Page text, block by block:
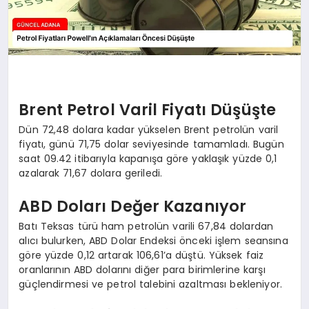
Brent Petrol Varil Fiyatı Düşüşte
Dün 72,48 dolara kadar yükselen Brent petrolün varil
fiyatı, günü 71,75 dolar seviyesinde tamamladı. Bugün
saat 09.42 itibarıyla kapanışa göre yaklaşık yüzde 0,1
azalarak 71,67 dolara geriledi.
ABD Doları Değer Kazanıyor
Batı Teksas türü ham petrolün varili 67,84 dolardan
alıcı bulurken, ABD Dolar Endeksi önceki işlem seansına
göre yüzde 0,12 artarak 106,61’a düştü. Yüksek faiz
oranlarının ABD dolarını diğer para birimlerine karşı
güçlendirmesi ve petrol talebini azaltması bekleniyor.